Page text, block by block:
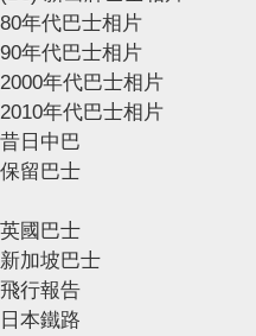
80年代巴士相片
90年代巴士相片
2000年代巴士相片
2010年代巴士相片
昔日中巴
保留巴士
英國巴士
新加坡巴士
飛行報告
日本鐵路